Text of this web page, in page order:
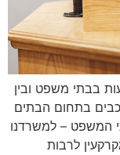
בבתי משפט ובין
בתחום הבתים
המשפט – למשרדנו
לרבות